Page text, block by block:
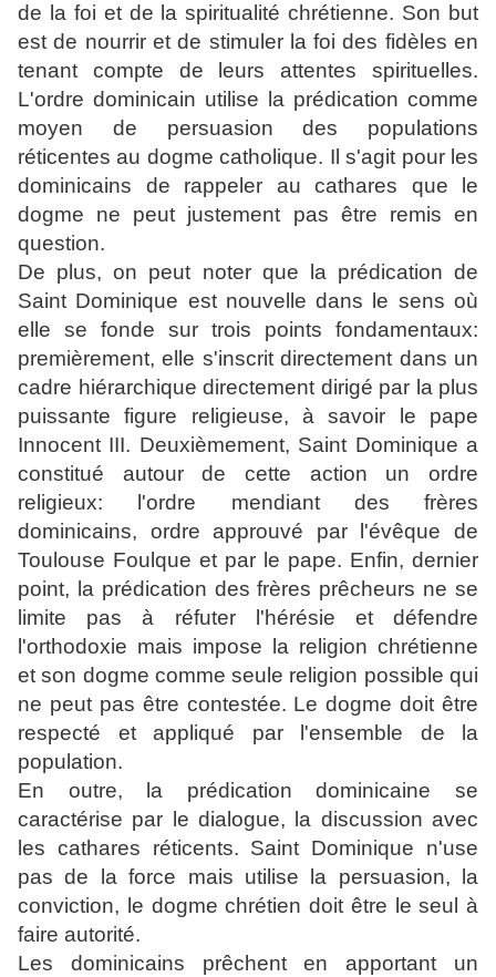
de la foi et de la spiritualité chrétienne. Son but
est de nourrir et de stimuler la foi des fidèles en
tenant compte de leurs attentes spirituelles.
L'ordre dominicain utilise la prédication comme
moyen de persuasion des populations
réticentes au dogme catholique. Il s'agit pour les
dominicains de rappeler au cathares que le
dogme ne peut justement pas être remis en
question.
De plus, on peut noter que la prédication de
Saint Dominique est nouvelle dans le sens où
elle se fonde sur trois points fondamentaux:
premièrement, elle s'inscrit directement dans un
cadre hiérarchique directement dirigé par la plus
puissante figure religieuse, à savoir le pape
Innocent III. Deuxièmement, Saint Dominique a
constitué autour de cette action un ordre
religieux: l'ordre mendiant des frères
dominicains, ordre approuvé par l'évêque de
Toulouse Foulque et par le pape. Enfin, dernier
point, la prédication des frères prêcheurs ne se
limite pas à réfuter l'hérésie et défendre
l'orthodoxie mais impose la religion chrétienne
et son dogme comme seule religion possible qui
ne peut pas être contestée. Le dogme doit être
respecté et appliqué par l'ensemble de la
population.
En outre, la prédication dominicaine se
caractérise par le dialogue, la discussion avec
les cathares réticents. Saint Dominique n'use
pas de la force mais utilise la persuasion, la
conviction, le dogme chrétien doit être le seul à
faire autorité.
Les dominicains prêchent en apportant un